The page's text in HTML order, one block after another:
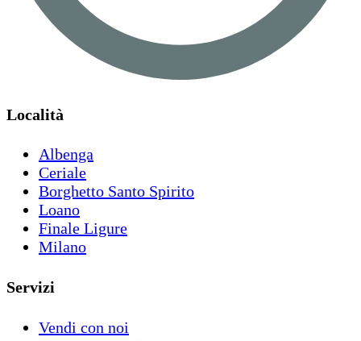
Località
Albenga
Ceriale
Borghetto Santo Spirito
Loano
Finale Ligure
Milano
Servizi
Vendi con noi